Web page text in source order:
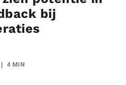
bij
4 MIN